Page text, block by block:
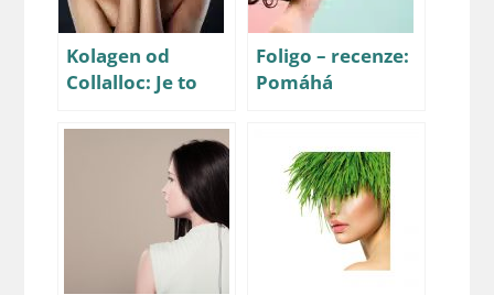
Kolagen od
Collalloc: Je to
na trhu?
Foligo – recenze:
Pomáhá